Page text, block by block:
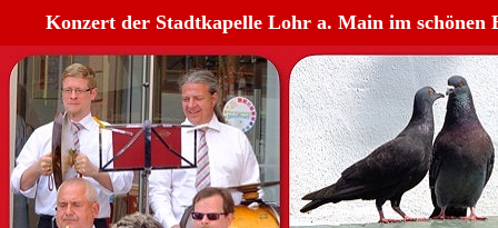
Konzert der Stadtkapelle Lohr a. Main im schönen